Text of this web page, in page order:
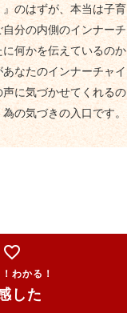
のはずが、本当は子育
分の内側のインナーチ
何かを伝えているのか
なたのインナーチャイ
に気づかせてくれるの
の気づきの入口です。
favorite_border
わかる！
した